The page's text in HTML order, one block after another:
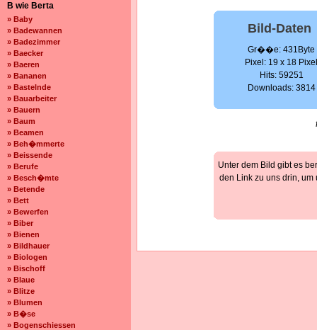
B wie Berta
» Baby
» Badewannen
» Badezimmer
» Baecker
» Baeren
» Bananen
» Bastelnde
» Bauarbeiter
» Bauern
» Baum
» Beamen
» Beh�mmerte
» Beissende
» Berufe
» Besch�mte
» Betende
» Bett
» Bewerfen
» Biber
» Bienen
» Bildhauer
» Biologen
» Bischoff
» Blaue
» Blitze
» Blumen
» B�se
» Bogenschiessen
Bild-Daten
Gr��e: 431Byte
Pixel: 19 x 18
Hits: 59251
Downloads: 3814
Unter dem Bild gibt es
den Link zu uns drin,